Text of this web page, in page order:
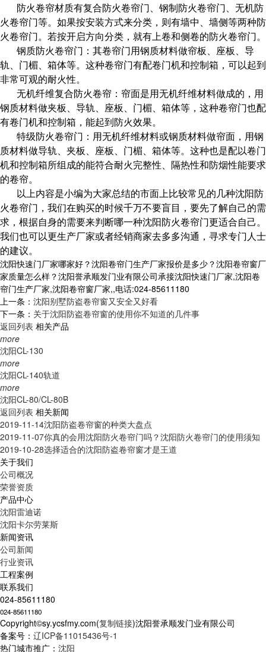
防火卷帘材质有复合防火卷帘门、钢制防火卷帘门、无机防
火卷帘门等。如果按安装方式来分类，则有墙中、墙侧等两种防
火卷帘门。若按开启方向分类，就有上卷和侧卷的防火卷帘门。
钢质防火卷帘门：其卷帘门用钢质材料做帘板、座板、导
轨、门楣、箱体等。这种卷帘门有配卷门机和控制箱，可以起到
非常可观的耐火性。
无机纤维复合防火卷帘：帘面是用无机纤维材料做成的，用
钢质材料做夹板、导轨、座板、门楣、箱体等，这种卷帘门也配
有卷门机和控制箱，能起到防火效果。
特级防火卷帘门：用无机纤维材料或钢质材料做帘面，用钢
质材料做导轨、夹板、座板、门楣、箱体等。这种也是配以卷门
机和控制箱所组成的能符合耐火完整性、隔热性和防烟性能要求
的卷帘。
以上内容是小编为大家总结的市面上比较常见的几种沈阳防
火卷帘门，我们在购买的时候千万不要盲目，要先了解自己的需
求，根据自身的需要来判断哪一种沈阳防火卷帘门更适合自己。
我们也可以更生产厂家或者经销商家去多多沟通，寻求专门人士
的建议。
沈阳快速门厂家哪家好？沈阳卷帘门生产厂家报价是多少？沈阳卷帘窗厂
家质量怎么样？沈阳誉承顺发门业有限公司承接沈阳快速门厂家,沈阳卷
帘门生产厂家,沈阳卷帘窗厂家,,电话:024-85611180
上一条： 沈阳别墅防盗卷帘窗又安全又好看
下一条： 关于沈阳防盗卷帘窗的使用你不知道的几件事
返回列表 相关产品
more
沈阳CL-130
more
沈阳CL-140轨道
more
沈阳CL-80/CL-80B
返回列表 相关新闻
2019-11-14沈阳防盗卷帘窗的种类大盘点
2019-11-07你真的会用沈阳防火卷帘门吗？沈阳防火卷帘门的使用须知
2019-10-28选择适合的沈阳防盗卷帘窗才是王道
关于我们
公司概况
荣誉资质
产品中心
沈阳雷迪诺
沈阳卡尔劳莱斯
新闻资讯
公司新闻
行业资讯
工程案例
联系我们
024-85611180
024-85611180
Copyright©sy.ycsfmy.com(复制链接)沈阳誉承顺发门业有限公司
备案号： 辽ICP备11015436号-1
热门城市推广： 沈阳